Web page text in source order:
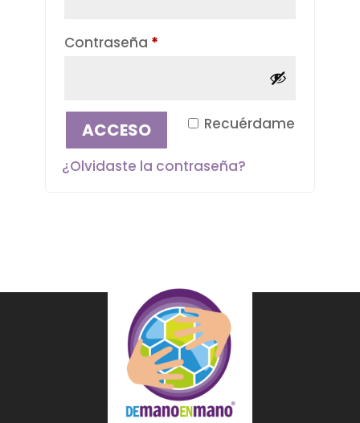
Contraseña *Obligatorio
Recuérdame
ACCESO
¿Olvidaste la contraseña?